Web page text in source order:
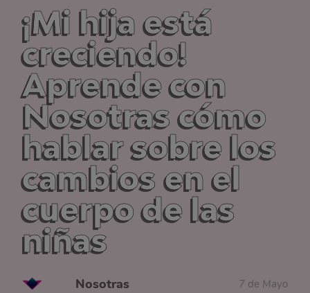
¡Mi hija está
creciendo!
Aprende con
Nosotras cómo
hablar sobre los
cambios en el
cuerpo de las
niñas
Nosotras 7 de Mayo